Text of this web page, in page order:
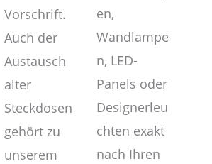
Vorschrift.
Auch der
Austausch
alter
Steckdosen
gehört zu
unserem
en,
Wandlampe
n, LED-
Panels oder
Designerleu
chten exakt
nach Ihren